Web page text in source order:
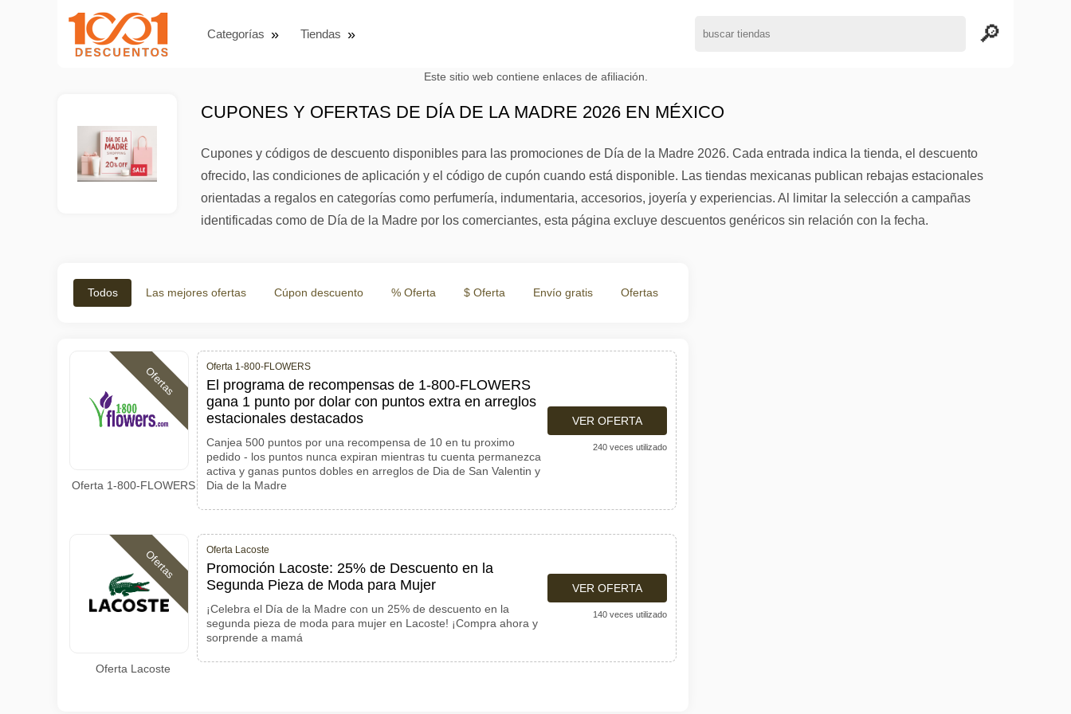
Categorías Tiendas
Este sitio web contiene enlaces de afiliación.
CUPONES Y OFERTAS DE DÍA DE LA MADRE 2026 EN MÉXICO
Cupones y códigos de descuento disponibles para las promociones de Día de la Madre 2026. Cada entrada indica la tienda, el descuento
ofrecido, las condiciones de aplicación y el código de cupón cuando está disponible. Las tiendas mexicanas publican rebajas estacionales
orientadas a regalos en categorías como perfumería, indumentaria, accesorios, joyería y experiencias. Al limitar la selección a campañas
identificadas como de Día de la Madre por los comerciantes, esta página excluye descuentos genéricos sin relación con la fecha.
Todos Las mejores ofertas Cúpon descuento % Oferta $ Oferta Envío gratis Ofertas
Ofertas
Oferta 1-800-FLOWERS
Oferta 1-800-FLOWERS
El programa de recompensas de 1-800-FLOWERS
gana 1 punto por dolar con puntos extra en arreglos
estacionales destacados
Canjea 500 puntos por una recompensa de 10 en tu proximo
pedido - los puntos nunca expiran mientras tu cuenta permanezca
activa y ganas puntos dobles en arreglos de Dia de San Valentin y
Dia de la Madre
VER OFERTA
240 veces utilizado
Ofertas
Oferta Lacoste
Oferta Lacoste
Promoción Lacoste: 25% de Descuento en la
Segunda Pieza de Moda para Mujer
¡Celebra el Día de la Madre con un 25% de descuento en la
segunda pieza de moda para mujer en Lacoste! ¡Compra ahora y
sorprende a mamá
VER OFERTA
140 veces utilizado